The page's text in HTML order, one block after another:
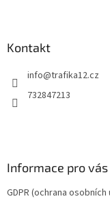
Kontakt
info@trafika12.cz
732847213
Informace pro vás
GDPR (ochrana osobních